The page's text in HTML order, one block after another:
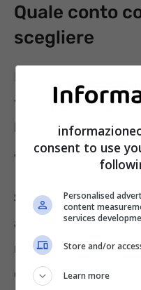
Quale conto
scegliere
Il Conto
varie alternative
l’altro se le
anche il conto
Start giovaniè
anni. Il conto deve
monointestato. Il
con la possibilità di
consent to use
Personalised
content
services
Store and/or
Learn more